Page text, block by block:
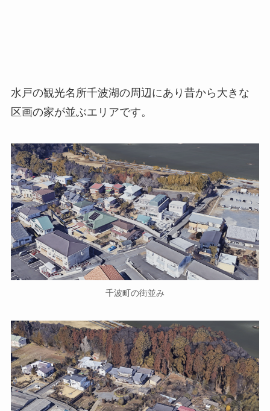
水戸の観光名所千波湖の周辺にあり昔から大きな
区画の家が並ぶエリアです。
千波町の街並み